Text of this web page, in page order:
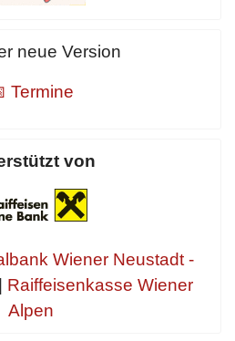
neue Version
Termine
von
Wiener Neustadt -
Raiffeisenkasse Wiener
Alpen